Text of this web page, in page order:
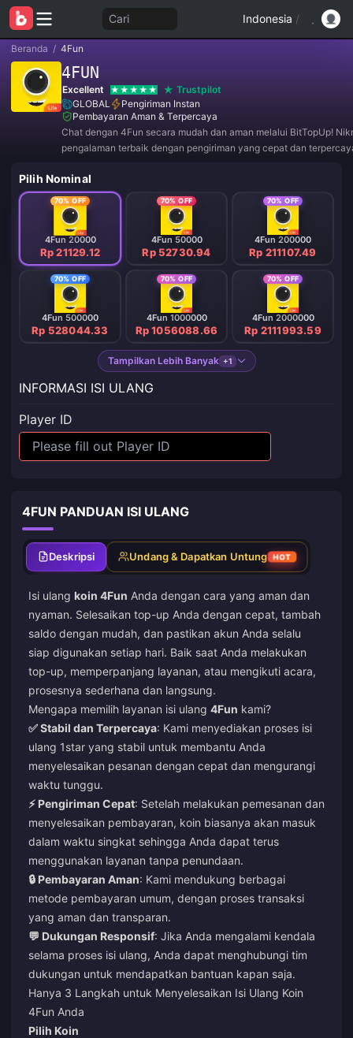
Cari Indonesia /
Beranda / 4Fun
4FUN
Excellent
Trustpilot
GLOBAL
Pengiriman Instan
Pembayaran Aman & Terpercaya
Chat dengan 4Fun secara mudah dan aman melalui BitTopUp!
pengalaman terbaik dengan pengiriman yang cepat dan
menarik! ✨
Pilih Nominal
70% OFF
4Fun 20000
Rp 21129.12
70% OFF
4Fun 50000
Rp 52730.94
70% OFF
4Fun 200000
Rp 211107.49
70% OFF
4Fun 500000
Rp 528044.33
70% OFF
4Fun 1000000
Rp 1056088.66
70% OFF
4Fun 2000000
Rp 2111993.59
Tampilkan Lebih Banyak +1
INFORMASI ISI ULANG
Player ID
4FUN PANDUAN ISI ULANG
Deskripsi Undang & Dapatkan Untung HOT
Isi ulang koin 4Fun Anda dengan cara yang aman dan
nyaman. Selesaikan top-up Anda dengan cepat, tambah
saldo dengan mudah, dan pastikan akun Anda selalu
siap digunakan setiap hari. Baik saat Anda melakukan
top-up, memperpanjang layanan, atau mengikuti acara,
prosesnya sederhana dan langsung.
Mengapa memilih layanan isi ulang 4Fun kami?
✅ Stabil dan Terpercaya: Kami menyediakan proses isi
ulang 1star yang stabil untuk membantu Anda
menyelesaikan pesanan dengan cepat dan mengurangi
waktu tunggu.
⚡ Pengiriman Cepat: Setelah melakukan pemesanan dan
menyelesaikan pembayaran, koin biasanya akan masuk
dalam waktu singkat sehingga Anda dapat terus
menggunakan layanan tanpa penundaan.
🔒 Pembayaran Aman: Kami mendukung berbagai
metode pembayaran umum, dengan proses transaksi
yang aman dan transparan.
💬 Dukungan Responsif: Jika Anda mengalami kendala
selama proses isi ulang, Anda dapat menghubungi tim
dukungan untuk mendapatkan bantuan kapan saja.
Hanya 3 Langkah untuk Menyelesaikan Isi Ulang Koin
4Fun Anda
Pilih Koin